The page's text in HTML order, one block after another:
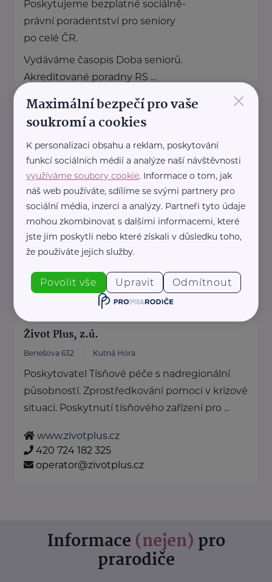
Poskytujeme bezplatné sociálně-
právní poradentství pro seniory
po celé ČR.
Vydáváme časopis Doba seniorů.
Akreditované poradny RS ...
https://www.rscr.cz/
+420 222 560 136
Úřad práce České republiky
Dobrovského 1278/25 Praha 7 - Holešovice
Pro výběr konkrétní pobočky klikněte zde
.
+420 950 180 111
podatelna.gr@uradprace.cz
Život Plus, z.ú.
Benešova 632 Kutná Hora
Poskytovatel Tísňové péče s nadregionální
působností. Zprostředkování pomoci v krizové
situaci. Poskytnutí tísňového zařízení pro ...
www.zivotplus.cz
420 724 182 325
operator@zivotplus.cz
Informace (nejen) pro
prarodiče
×
Maximální bezpečí pro vaše
soukromí a cookies
K personalizaci obsahu a reklam, poskytování
funkcí sociálních médií a analýze naší návštěvnosti
využíváme soubory cookie. Informace o tom, jak
náš web používáte, sdílíme se svými partnery pro
sociální média, inzerci a analýzy. Partneři tyto údaje
mohou zkombinovat s dalšími informacemi, které
jste jim poskytli nebo které získali v důsledku toho,
že používáte jejich služby.
Povolit vše Upravit Odmítnout